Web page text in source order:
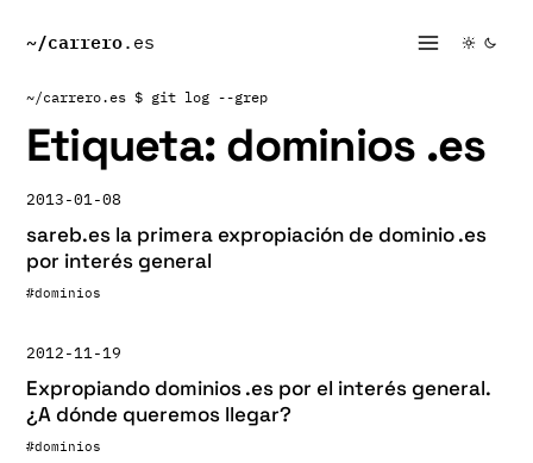
~/carrero.es
~/carrero.es $ git log --grep
Etiqueta: dominios .es
2013-01-08
sareb.es la primera expropiación de dominio .es
por interés general
#dominios
2012-11-19
Expropiando dominios .es por el interés general.
¿A dónde queremos llegar?
#dominios